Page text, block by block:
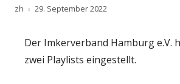
Autor
zh
Veröffentlicht
29. September 2022
Der Imkerverband Hamburg e.V.
zwei Playlists eingestellt.